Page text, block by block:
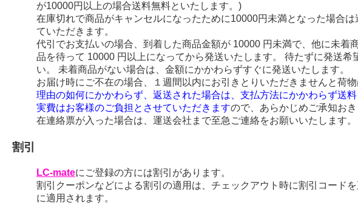
が10000円以上の場合送料無料といたします。)
在庫切れで商品がキャンセルになったために10000円未満となった場合
ていただきます。
代引でお支払いの場合、到着した商品金額が 10000 円未満で、他に未着
品を待って 10000 円以上になってから発送いたします。 待たずに発送希
い。 未着商品がない場合は、金額にかかわらずすぐに発送いたします。
お届け時にご不在の場合、１週間以内にお引きとりいただきませんと荷物
理由の如何にかかわらず、返送された場合は、支払方法にかかわらず送
実費はお客様のご負担とさせていただきますので、あらかじめご承知お
在連絡票が入った場合は、運送会社まで至急ご連絡をお願いいたします。
割引
LC-mateにご登録の方には割引があります。
割引クーポンなどによる割引の適用は、チェックアウト時に割引コード
に適用されます。